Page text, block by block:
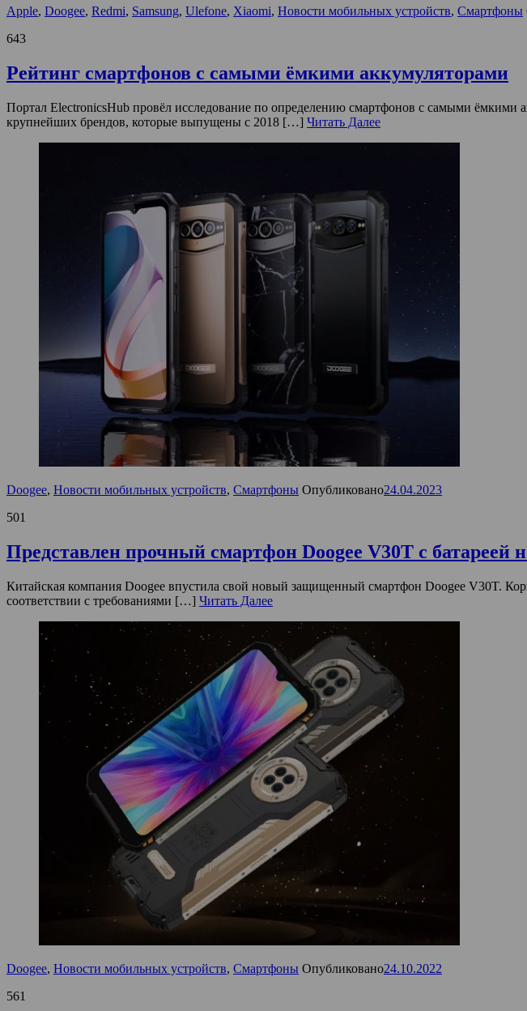
Apple, Doogee, Redmi, Samsung, Ulefone, Xiaomi, Новости мобильных устройств, Смартфоны
643
Рейтинг смартфонов с самыми ёмкими аккумуляторами
Портал ElectronicsHub провёл исследование по определению смартфонов с самыми
крупнейших брендов, которые выпущены с 2018 […] Читать Далее
Doogee, Новости мобильных устройств, Смартфоны Опубликовано24.04.2023
501
Представлен прочный смартфон Doogee V30T с
Китайская компания Doogee впустила свой новый защищенный смартфон Doogee V30T.
соответствии с требованиями […] Читать Далее
Doogee, Новости мобильных устройств, Смартфоны Опубликовано24.10.2022
561